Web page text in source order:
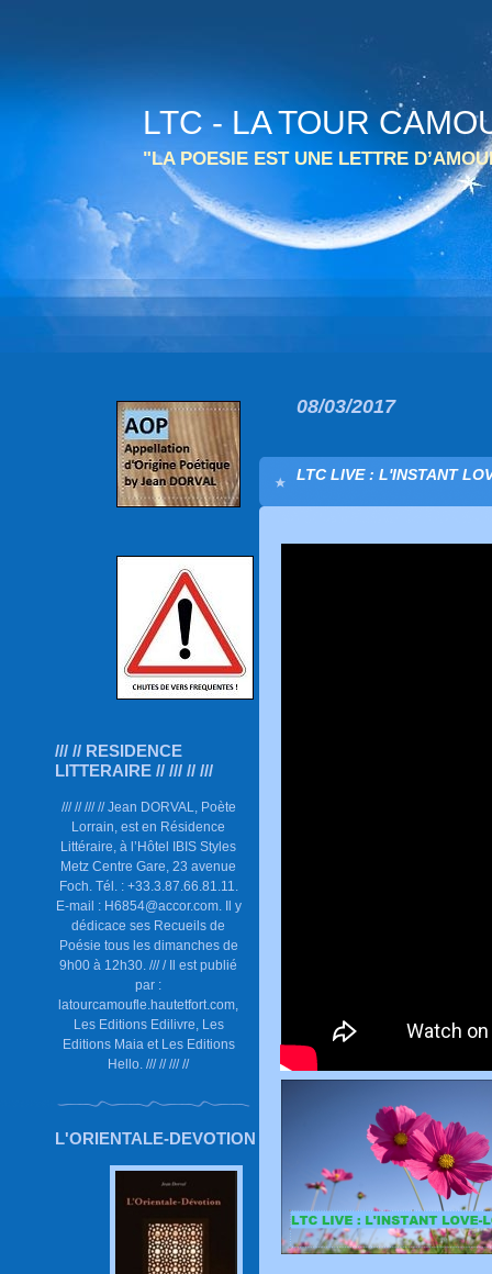
LTC - LA TOUR
"LA POESIE EST UNE LETTRE
/// // RESIDENCE
LITTERAIRE // /// // ///
/// // /// // Jean DORVAL, Poète
Lorrain, est en Résidence
Littéraire, à l’Hôtel IBIS Styles
Metz Centre Gare, 23 avenue
Foch. Tél. : +33.3.87.66.81.11.
E-mail : H6854@accor.com. Il y
dédicace ses Recueils de
Poésie tous les dimanches de
9h00 à 12h30. /// / Il est publié
par :
latourcamoufle.hautetfort.com,
Les Editions Edilivre, Les
Editions Maia et Les Editions
Hello. /// // /// //
L'ORIENTALE-DEVOTION
08/03/2017
LTC LIVE : L'INSTANT